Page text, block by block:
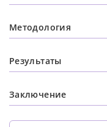
Методология
Результаты
Заключение